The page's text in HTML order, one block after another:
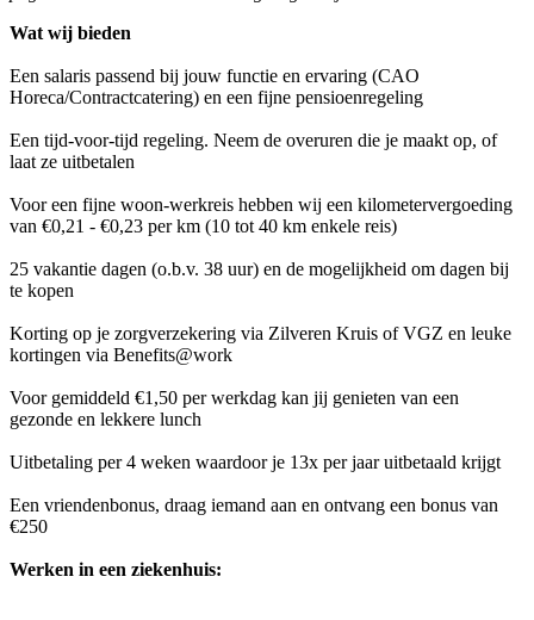
Wat wij bieden
Een salaris passend bij jouw functie en ervaring (CAO
Horeca/Contractcatering) en een fijne pensioenregeling
Een tijd-voor-tijd regeling. Neem de overuren die je maakt op, of
laat ze uitbetalen
Voor een fijne woon-werkreis hebben wij een kilometervergoeding
van €0,21 - €0,23 per km (10 tot 40 km enkele reis)
25 vakantie dagen (o.b.v. 38 uur) en de mogelijkheid om dagen bij
te kopen
Korting op je zorgverzekering via Zilveren Kruis of VGZ en leuke
kortingen via Benefits@work
Voor gemiddeld €1,50 per werkdag kan jij genieten van een
gezonde en lekkere lunch
Uitbetaling per 4 weken waardoor je 13x per jaar uitbetaald krijgt
Een vriendenbonus, draag iemand aan en ontvang een bonus van
€250
Werken in een ziekenhuis: